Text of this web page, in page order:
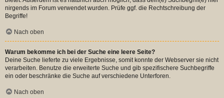
nirgends im Forum verwendet wurden. Prüfe ggf. die Rechtschreibung der
Begriffe!
Nach oben
Warum bekomme ich bei der Suche eine leere Seite?
Deine Suche lieferte zu viele Ergebnisse, somit konnte der Webserver sie nicht
verarbeiten. Benutze die erweiterte Suche und gib spezifischere Suchbegriffe
ein oder beschränke die Suche auf verschiedene Unterforen.
Nach oben